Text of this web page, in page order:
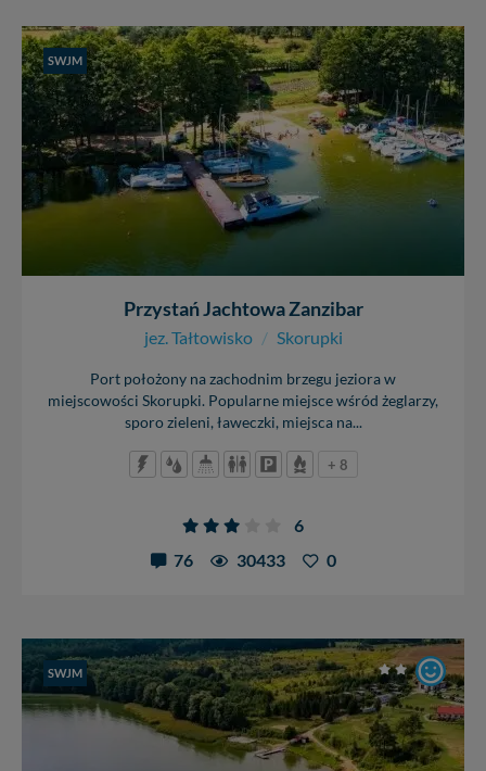
SWJM
Przystań Jachtowa Zanzibar
jez. Tałtowisko / Skorupki
Port położony na zachodnim brzegu jeziora w
miejscowości Skorupki. Popularne miejsce wśród żeglarzy,
sporo zieleni, ławeczki, miejsca na...
+ 8
6
76
30433 0
SWJM